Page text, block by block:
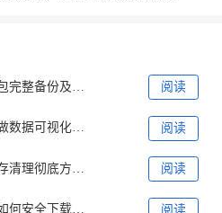
阅读
google Chrome插件适合做数据可视化有哪些推荐 阅读
阅读
Chrome浏览器国内用户如何安全下载安装 阅读